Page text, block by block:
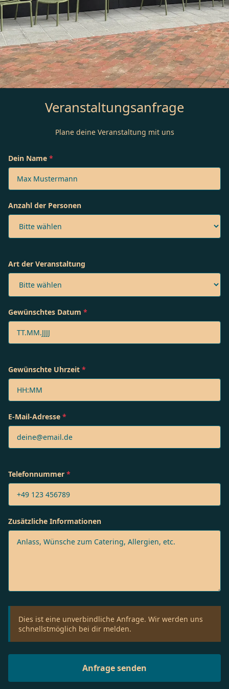
Veranstaltungsanfrage
Plane deine Veranstaltung mit uns
Dein Name *
Anzahl der Personen
Art der Veranstaltung
Gewünschtes Datum *
Gewünschte Uhrzeit *
E-Mail-Adresse *
Telefonnummer *
Zusätzliche Informationen
Dies ist eine unverbindliche Anfrage. Wir werden uns
schnellstmöglich bei dir melden.
Anfrage senden